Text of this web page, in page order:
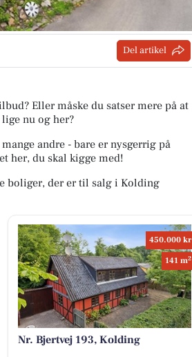
Del artikel
Eller måske du satser mere på at
nu og her?
andre - bare er nysgerrig på
her, du skal kigge med!
boliger, der er til salg i Kolding
450.000 kr
141 m2
Nr. Bjertvej 193, Kolding